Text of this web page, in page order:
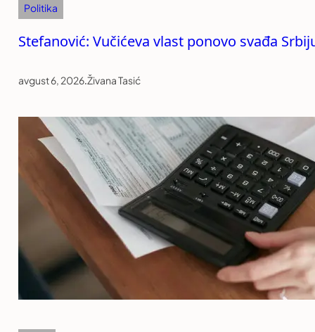
Politika
Stefanović: Vučićeva vlast ponovo svađa
avgust 6, 2026.Živana Tasić